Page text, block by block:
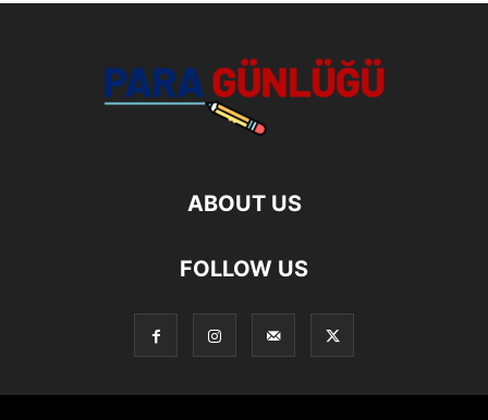
ABOUT US
FOLLOW US